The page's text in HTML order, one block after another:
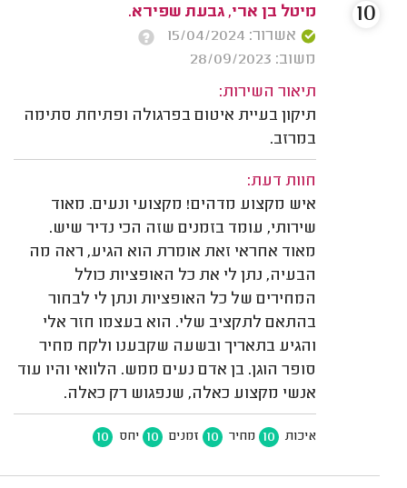
מיטל בן ארי, גבעת שפירא.
אשרור: 15/04/2024
משוב: 28/09/2023
תיאור השירות:
תיקון בעיית איטום בפרגולה ופתיחת סתימה
במרזב.
חוות דעת:
איש מקצוע מדהים! מקצועי ונעים. מאוד
שירותי, עומד בזמנים שזה הכי נדיר שיש.
מאוד אחראי זאת אומרת הוא הגיע, ראה מה
הבעיה, נתן לי את כל האופציות כולל
המחירים של כל האופציות ונתן לי לבחור
בהתאם לתקציב שלי. הוא בעצמו חזר אלי
והגיע בתאריך ובשעה שקבענו ולקח מחיר
סופר הוגן. בן אדם נעים ממש. הלוואי והיו עוד
אנשי מקצוע כאלה, שנפגוש רק כאלה.
איכות 10 מחיר 10 זמנים 10 יחס 10
10